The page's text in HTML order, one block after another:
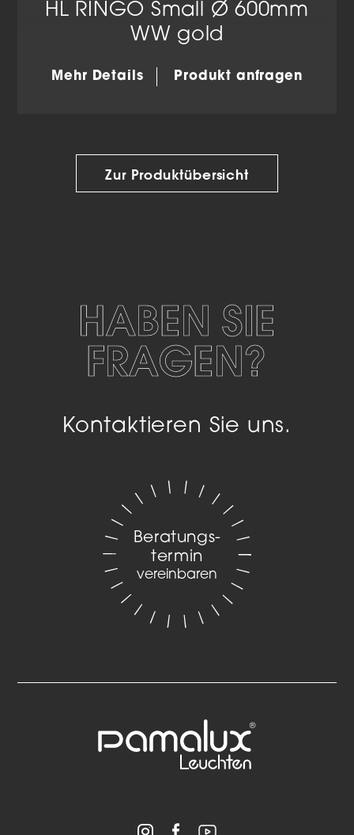
HL RINGO Small Ø 600mm
WW gold
Mehr Details Produkt anfragen
Zur Produktübersicht
HABEN SIE
FRAGEN?
Kontaktieren Sie uns.
Beratungs­
termin
vereinbaren